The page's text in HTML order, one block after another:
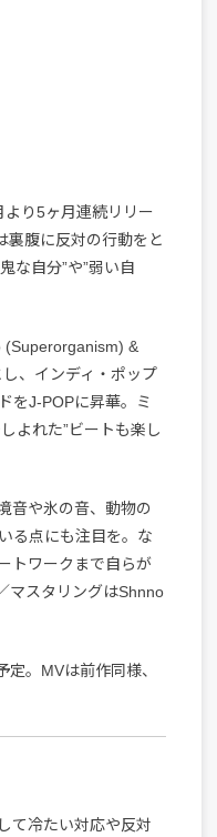
り5ヶ月連続リリー
裏腹に反対の行動をと
な自分”や”弱い自
(Superorganism) &
、インディ・ポップ
をJ-POPに昇華。ミ
よれた”ビートも楽し
音や氷の音、動物の
る点にも注目を。な
トワークまで自らが
マスタリングはShnno
定。MVは前作同様、
て冷たい対応や反対